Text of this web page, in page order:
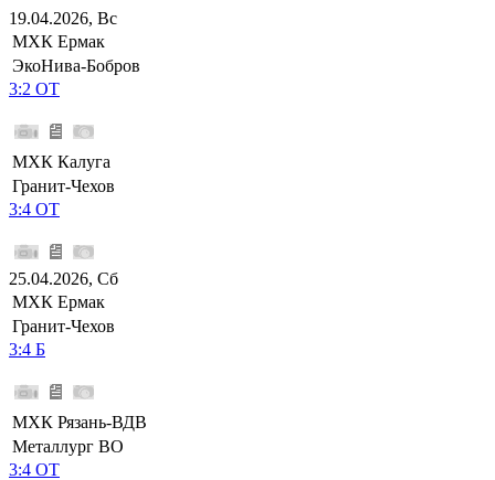
19.04.2026, Вс
МХК Ермак
ЭкоНива-Бобров
3:2 ОТ
МХК Калуга
Гранит-Чехов
3:4 ОТ
25.04.2026, Сб
МХК Ермак
Гранит-Чехов
3:4 Б
МХК Рязань-ВДВ
Металлург ВО
3:4 ОТ